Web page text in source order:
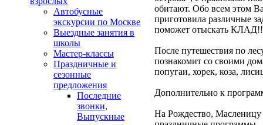
Автобусные
экскурсии по Москве
Выездные занятия в
школы
Мастер-классы
Праздничные и
сезонные
предложения
Последние
звонки,
Выпускные
обитают. Обо всем этом
приготовила различные
поможет отыскать
После путешествия по
познакомит со своими
попугаи, хорек, коза,
Дополнительно к
На Рождество, Масленицу